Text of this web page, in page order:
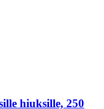
hiuksille, 250